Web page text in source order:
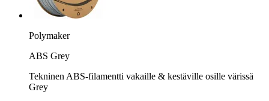
Polymaker
ABS Grey
Tekninen ABS-filamentti vakaille & kestäville osille värissä
Grey